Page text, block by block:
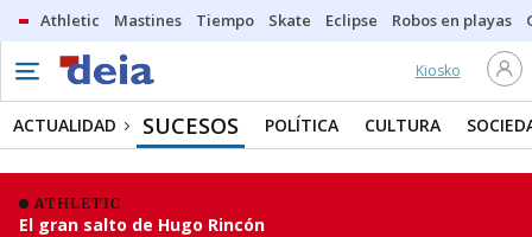
Athletic Mastines Tiempo Skate Eclipse Robos en playas
Kiosko
ACTUALIDAD SUCESOS POLÍTICA CULTURA
ATHLETIC
El gran salto de Hugo Rincón